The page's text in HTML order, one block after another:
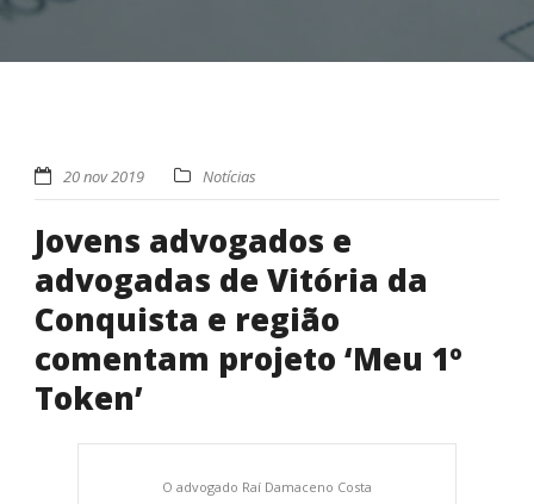
20 nov 2019 Notícias
Jovens advogados e
advogadas de Vitória da
Conquista e região
comentam projeto ‘Meu 1º
Token’
O advogado Raí Damaceno Costa